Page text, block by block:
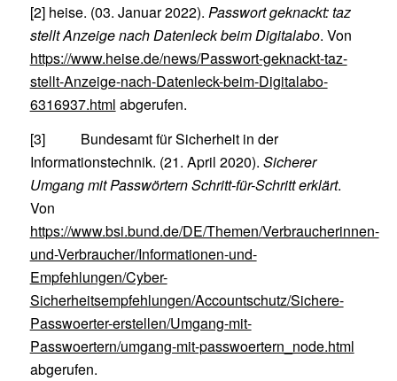
[2] heise. (03. Januar 2022). Passwort geknackt: taz
stellt Anzeige nach Datenleck beim Digitalabo. Von
https://www.heise.de/news/Passwort-geknackt-taz-
stellt-Anzeige-nach-Datenleck-beim-Digitalabo-
6316937.html abgerufen.
[3] Bundesamt für Sicherheit in der
Informationstechnik. (21. April 2020). Sicherer
Umgang mit Passwörtern Schritt-für-Schritt erklärt.
Von
https://www.bsi.bund.de/DE/Themen/Verbraucherinnen-
und-Verbraucher/Informationen-und-
Empfehlungen/Cyber-
Sicherheitsempfehlungen/Accountschutz/Sichere-
Passwoerter-erstellen/Umgang-mit-
Passwoertern/umgang-mit-passwoertern_node.html
abgerufen.